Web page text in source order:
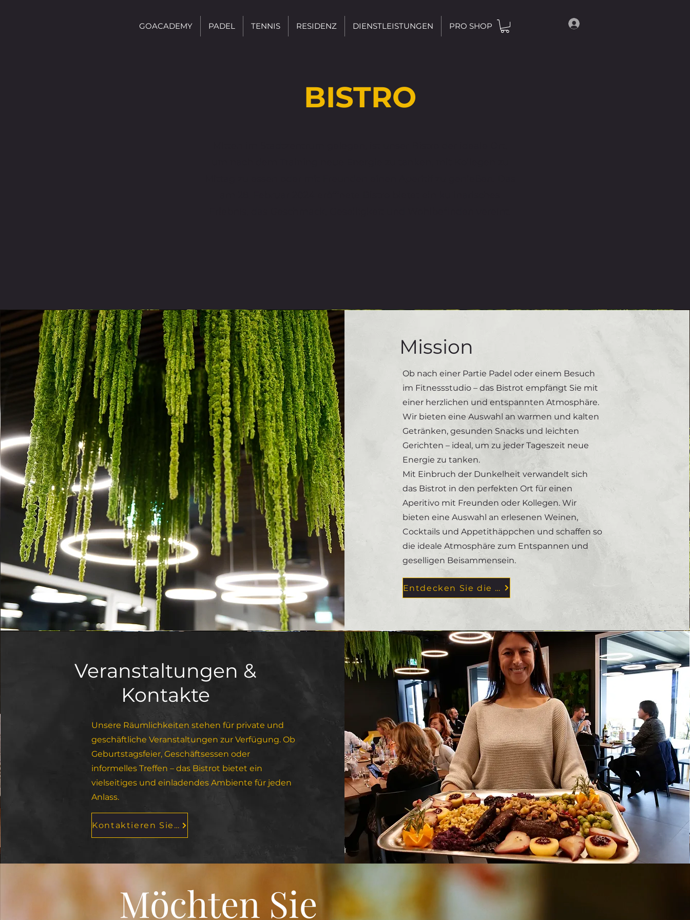
GOACADEMY PADEL TENNIS RESIDENZ DIENSTLEISTUNGEN PRO SHOP
BISTRO
Mission
Ob nach einer Partie Padel oder einem Besuch
im Fitnessstudio – das Bistrot empfängt Sie mit
einer herzlichen und entspannten Atmosphäre.
Wir bieten eine Auswahl an warmen und kalten
Getränken, gesunden Snacks und leichten
Gerichten – ideal, um zu jeder Tageszeit neue
Energie zu tanken.
Mit Einbruch der Dunkelheit verwandelt sich
das Bistrot in den perfekten Ort für einen
Aperitivo mit Freunden oder Kollegen. Wir
bieten eine Auswahl an erlesenen Weinen,
Cocktails und Appetithäppchen und schaffen so
die ideale Atmosphäre zum Entspannen und
geselligen Beisammensein.
Entdecken Sie die Speisekarte
Veranstaltungen &
Kontakte
Unsere Räumlichkeiten stehen für private und
geschäftliche Veranstaltungen zur Verfügung. Ob
Geburtstagsfeier, Geschäftsessen oder
informelles Treffen – das Bistrot bietet ein
vielseitiges und einladendes Ambiente für jeden
Anlass.
Kontaktieren Sie uns
Möchten Sie